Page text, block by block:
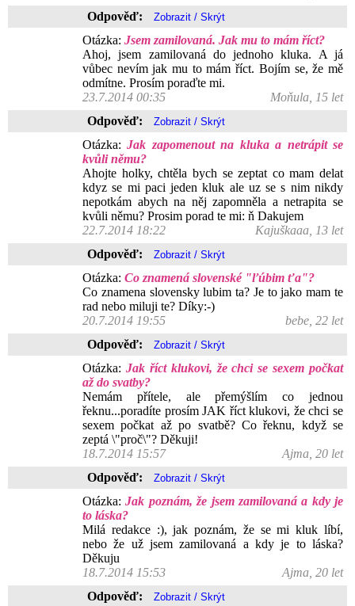
Odpověď:
Otázka: Jsem zamilovaná. Jak mu to mám říct?
Ahoj, jsem zamilovaná do jednoho kluka. A já
vůbec nevím jak mu to mám říct. Bojím se, že mě
odmítne. Prosím poraďte mi.
23.7.2014 00:35
Moňula, 15 let
Odpověď:
Otázka:Jak zapomenout na kluka a netrápit se
kvůli němu?
Ahojte holky, chtěla bych se zeptat co mam delat
kdyz se mi paci jeden kluk ale uz se s nim nikdy
nepotkám abych na něj zapomněla a netrapita se
kvůli němu? Prosim porad te mi: ň Dakujem
22.7.2014 18:22
Kajuškaaa, 13 let
Odpověď:
Otázka: Co znamená slovenské "ľúbim ťa"?
Co znamena slovensky lubim ta? Je to jako mam te
rad nebo miluji te? Díky:-)
20.7.2014 19:55
bebe, 22 let
Odpověď:
Otázka: Jak říct klukovi, že chci se sexem počkat
až do svatby?
Nemám přítele, ale přemýšlím co jednou
řeknu...poradíte prosím JAK říct klukovi, že chci se
sexem počkat až po svatbě? Co řeknu, když se
zeptá \"proč\"? Děkuji!
18.7.2014 15:57
Ajma, 20 let
Odpověď:
Otázka:Jak poznám, že jsem zamilovaná a kdy je
to láska?
Milá redakce :), jak poznám, že se mi kluk líbí,
nebo že už jsem zamilovaná a kdy je to láska?
Děkuju
18.7.2014 15:53
Ajma, 20 let
Odpověď: